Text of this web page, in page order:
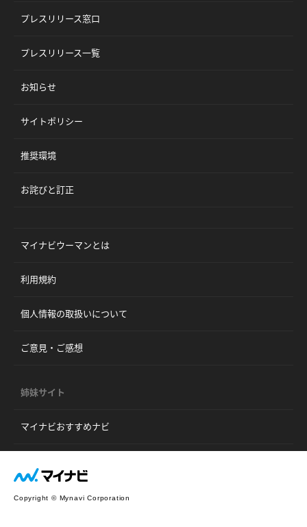
プレスリリース窓口
プレスリリース一覧
お知らせ
サイトポリシー
推奨環境
お詫びと訂正
マイナビウーマンとは
利用規約
個人情報の取扱いについて
ご意見・ご感想
姉妹サイト
マイナビおすすめナビ
Copyright © Mynavi Corporation